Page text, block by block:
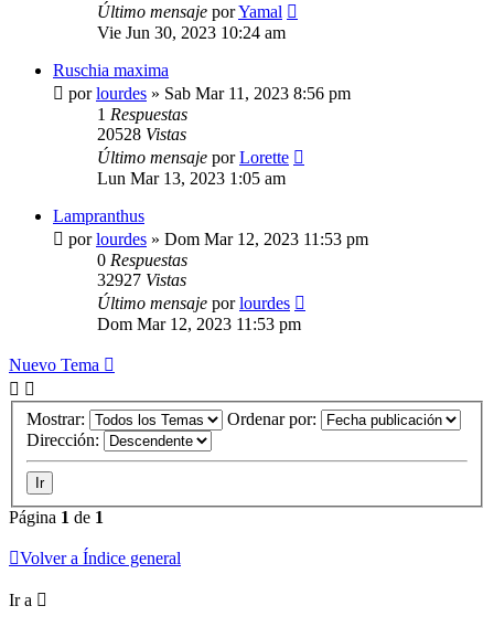
Último mensaje porYamal
Vie Jun 30, 2023 10:24 am
Ruschia maxima
porlourdes » Sab Mar 11, 2023 8:56 pm
1 Respuestas
20528 Vistas
Último mensaje porLorette
Lun Mar 13, 2023 1:05 am
Lampranthus
porlourdes » Dom Mar 12, 2023 11:53 pm
0 Respuestas
32927 Vistas
Último mensaje porlourdes
Dom Mar 12, 2023 11:53 pm
Nuevo Tema
Mostrar:
Ordenar por:
Dirección:
Página 1 de 1
Volver a Índice general
Ir a